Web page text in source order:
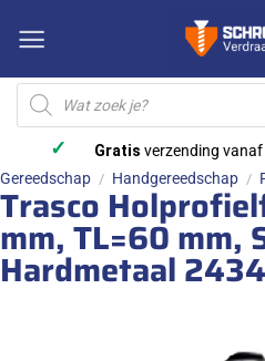
naar
inhoud
Producten
zoeken
✓ Gratis verzending vanaf
Gereedschap / Handgereedschap /
Trasco
mm, TL=60 mm,
Hardmetaal